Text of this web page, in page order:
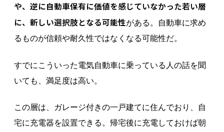
や、逆に自動車保有に価値を感じていなかった若い層
に、新しい選択肢となる可能性がある。自動車に求め
るものが信頼や耐久性ではなくなる可能性だ。
すでにこういった電気自動車に乗っている人の話を聞
いても、満足度は高い。
この層は、ガレージ付きの一戸建てに住んでおり、自
宅に充電器を設置できる。帰宅後に充電しておけば朝